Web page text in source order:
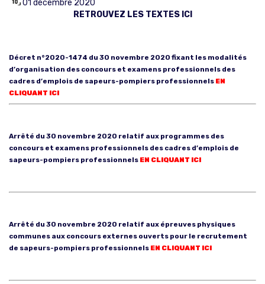
01 décembre 2020
RETROUVEZ LES TEXTES ICI
Décret n°2020-1474 du 30 novembre 2020 fixant les modalités
d’organisation des concours et examens professionnels des
cadres d’emplois de sapeurs-pompiers professionnels EN
CLIQUANT ICI
Arrêté du 30 novembre 2020 relatif aux programmes des
concours et examens professionnels des cadres d’emplois de
sapeurs-pompiers professionnels EN CLIQUANT ICI
Arrêté du 30 novembre 2020 relatif aux épreuves physiques
communes aux concours externes ouverts pour le recrutement
de sapeurs-pompiers professionnels EN CLIQUANT ICI